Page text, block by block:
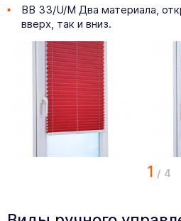
BB 33/U/M Два материала,
вверх, так и вниз.
1 / 4